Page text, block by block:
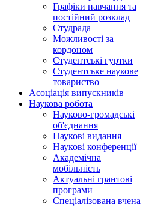
Графіки навчання та
постійний розклад
Студрада
Можливості за
кордоном
Студентські гуртки
Студентське наукове
товариство
Асоціація випускників
Наукова робота
Науково-громадські
об'єднання
Наукові видання
Наукові конференції
Академічна
мобільність
Актуальні грантові
програми
Спеціалізована вчена